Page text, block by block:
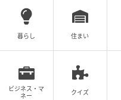
暮らし 住まい
ビジネス・マ
ネー
クイズ